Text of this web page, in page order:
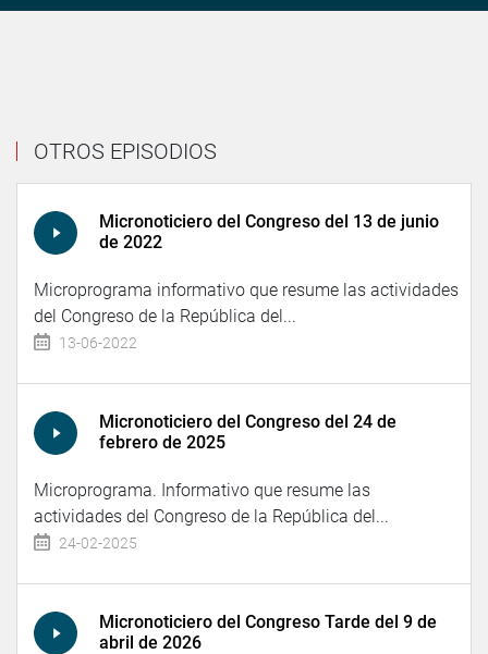
OTROS EPISODIOS
Micronoticiero del Congreso del 13 de junio
de 2022
Microprograma informativo que resume las actividades
del Congreso de la República del...
13-06-2022
Micronoticiero del Congreso del 24 de
febrero de 2025
Microprograma. Informativo que resume las
actividades del Congreso de la República del...
24-02-2025
Micronoticiero del Congreso Tarde del 9 de
abril de 2026